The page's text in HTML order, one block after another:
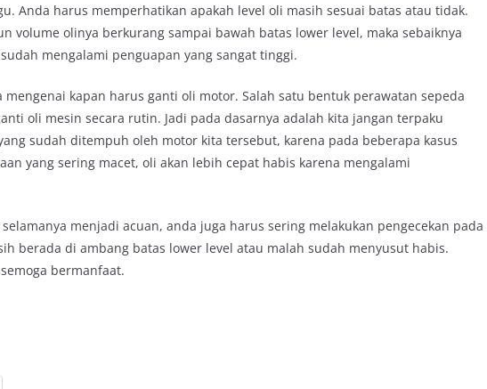
Anda harus memperhatikan apakah level oli masih sesuai batas atau tidak.
volume olinya berkurang sampai bawah batas lower level, maka sebaiknya
mengalami penguapan yang sangat tinggi.
mengenai kapan harus ganti oli motor. Salah satu bentuk perawatan sepeda
oli mesin secara rutin. Jadi pada dasarnya adalah kita jangan terpaku
sudah ditempuh oleh motor kita tersebut, karena pada beberapa kasus
yang sering macet, oli akan lebih cepat habis karena mengalami
menjadi acuan, anda juga harus sering melakukan pengecekan pada
berada di ambang batas lower level atau malah sudah menyusut habis.
bermanfaat.